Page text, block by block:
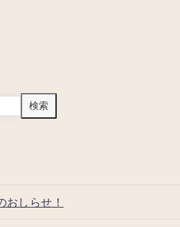
検索
おしらせ！